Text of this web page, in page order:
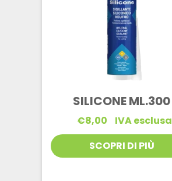
SILICONE ML.300
€8,00
IVA esclusa
SCOPRI DI PIÙ